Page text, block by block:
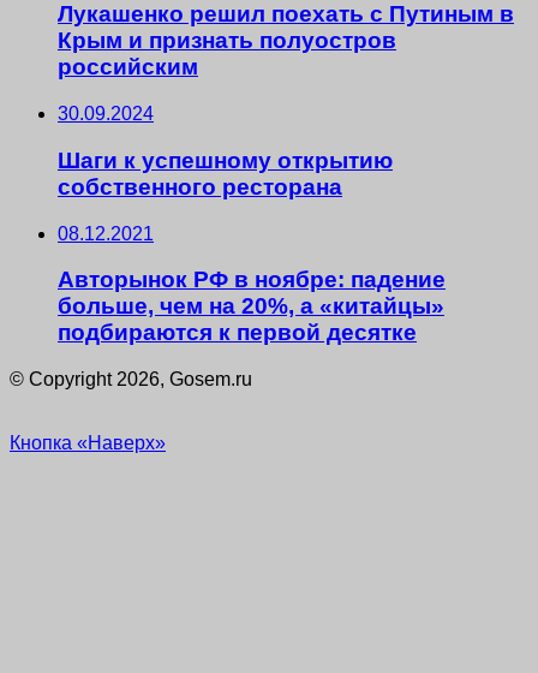
Лукашенко решил поехать с Путиным в
Крым и признать полуостров
российским
30.09.2024
Шаги к успешному открытию
собственного ресторана
08.12.2021
Авторынок РФ в ноябре: падение
больше, чем на 20%, а «китайцы»
подбираются к первой десятке
© Copyright 2026, Gosem.ru
Кнопка «Наверх»